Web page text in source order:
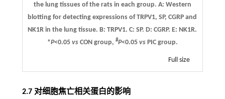
the lung tissues of the rats in each group. A: Western
blotting for detecting expressions of TRPV1, SP, CGRP and
NK1R in the lung tissue. B: TRPV1.C: SP. D: CGRP. E: NK1R.
*P<0.05 vsCON group, #P<0.05 vsPIC group.
Full size
2.7 对细胞焦亡相关蛋白的影响